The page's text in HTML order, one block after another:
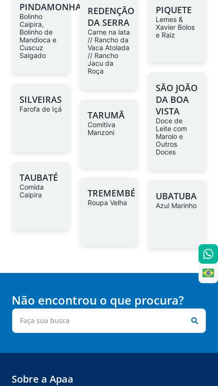
PINDAMONHANGABA
Bolinho
Caipira,
Bolinho de
Mandioca e
Cuscuz
Salgado
PIQUETE
Lemes &
Xavier Bolos
e Raiz
REDENÇÃO
DA SERRA
Carne na lata
// Rancho da
Vaca Atolada
// Rancho
Jacu da
Roça
SÃO JOÃO
DA BOA
VISTA
Doce de
Leite com
Marolo e
Outros
Doces
SILVEIRAS
Farofa de Içá
TARUMÃ
Comitiva
Manzoni
TAUBATÉ
Comida
Caipira
TREMEMBÉ
Roupa Velha
UBATUBA
Azul Marinho
Não encontrou o que procura?
Sobre a Apaa